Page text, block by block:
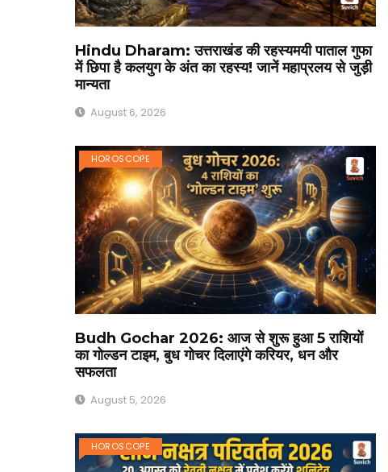
Hindu Dharam: उत्तराखंड की रहस्यमयी पाताल गुफा
में छिपा है कलयुग के अंत का रहस्य! जानें महाप्रलय से जुड़ी
मान्यता
August 6, 2026
HOROSCOPE
Budh Gochar 2026: आज से शुरू हुआ 5 राशियों
का गोल्डन टाइम, बुध गोचर दिलाएंगे करियर, धन और
सफलता
August 5, 2026
HOROSCOPE